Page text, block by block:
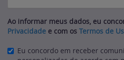
Ao informar meus dados, eu
Privacidade e com os Termos de
Eu concordo em receber